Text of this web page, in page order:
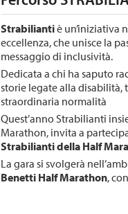
Strabiliantiè un’iniziativa
eccellenza, che unisce la
messaggio di inclusività.
Dedicata a chi ha saputo
storie legate alla
straordinaria normalità
Quest’anno Strabilianti
Marathon, invita a
Strabilianti della Half
La gara si svolgerà
Benetti Half Marathon,